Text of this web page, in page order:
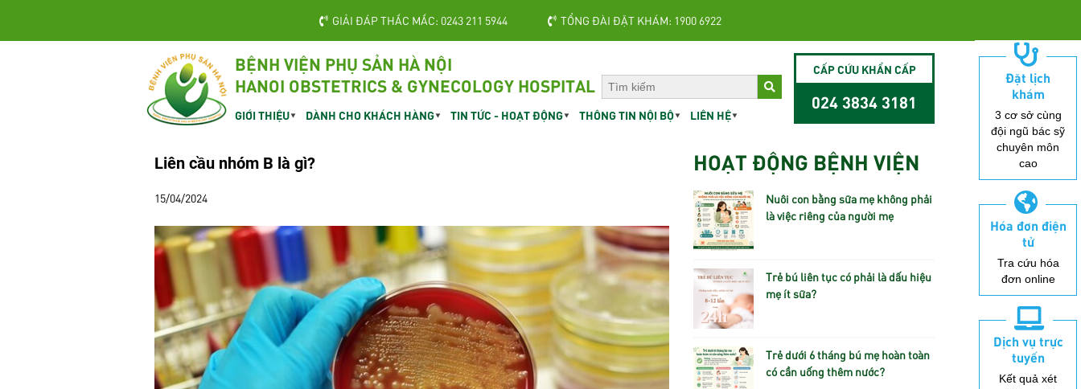
GIẢI ĐÁP THẮC MẮC: 0243 211 5944 TỔNG ĐÀI ĐẶT KHÁM: 1900 6922
BỆNH VIỆN PHỤ SẢN HÀ NỘI
HANOI OBSTETRICS & GYNECOLOGY HOSPITAL
GIỚI THIỆU DÀNH CHO KHÁCH HÀNG TIN TỨC - HOẠT ĐỘNG THÔNG TIN NỘI BỘ LIÊN HỆ
CẤP CỨU KHẨN CẤP
024 3834 3181
Liên cầu nhóm B là gì?
15/04/2024
HOẠT ĐỘNG BỆNH VIỆN
Nuôi con bằng sữa mẹ không phải
là việc riêng của người mẹ
Trẻ bú liên tục có phải là dấu hiệu
mẹ ít sữa?
Trẻ dưới 6 tháng bú mẹ hoàn toàn
có cần uống thêm nước?
Đặt lịch
khám
3 cơ sở cùng
đội ngũ bác sỹ
chuyên môn
cao
Hóa đơn điện
tử
Tra cứu hóa
đơn online
Dịch vụ trực
tuyến
Kết quả xét